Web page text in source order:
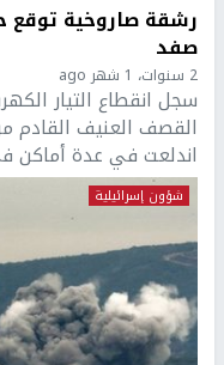
رشقة صاروخية توقع
صفد
2 سنوات، 1 شهر ago
سجل انقطاع التيار
القصف العنيف القادم
اندلعت في عدة أماكن
شؤون إسرائيلية